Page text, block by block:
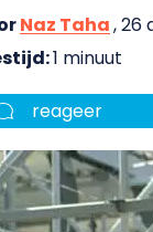
Naz Taha, 26
1 minuut
reageer